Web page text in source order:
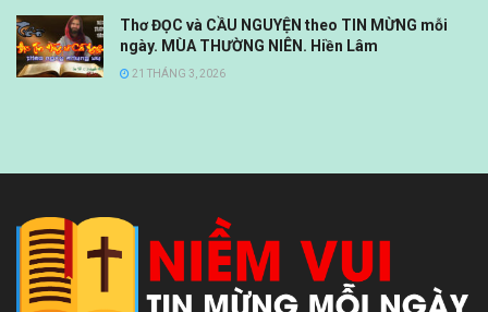
Thơ ĐỌC và CẦU NGUYỆN theo TIN MỪNG mỗi
ngày. MÙA THƯỜNG NIÊN. Hiền Lâm
21 THÁNG 3, 2026